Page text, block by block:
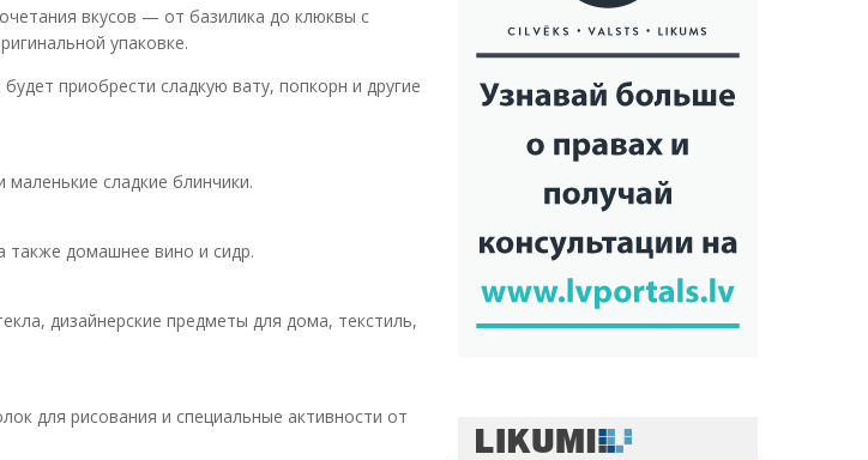
вкусов — от базилика до клюквы с
упаковке.
приобрести сладкую вату, попкорн и другие
сладкие блинчики.
также домашнее вино и сидр.
дизайнерские предметы для дома, текстиль,
для рисования и специальные активности от